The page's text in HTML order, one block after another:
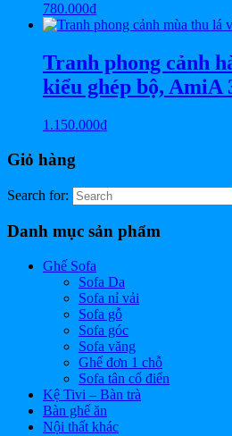
780.000₫
Tranh phong cảnh
kiểu ghép bộ, AmiA
1.150.000₫
Giỏ hàng
Search for:
Danh mục sản phẩm
Ghế Sofa
Sofa Da
Sofa nỉ vải
Sofa gỗ
Sofa góc
Sofa văng
Ghế đơn 1 chỗ
Sofa tân cổ điển
Kệ Tivi – Bàn trà
Bàn ghế ăn
Nội thất khác